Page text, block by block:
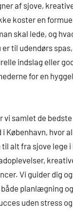
af sjove,
koster en
skal lede, og
er til udendørs
indslag eller
for en
vi samlet de
København, hvor
alt fra sjove lege
Vi guider dig
planlægning
uden stress